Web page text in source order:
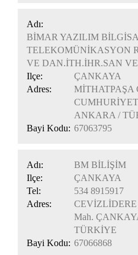
Adı:
BİMAR YAZILIM
TELEKOMÜNİKASYON
VE DAN.İTH.İHR.SAN
Ilçe:
ÇANKAYA
Adres:
MİTHATPAŞA
ANKARA /
Bayi Kodu: 67063795
Adı:
BM BİLİŞİM
Ilçe:
ÇANKAYA
Tel:
534 8915917
Adres:
Mah.
TÜRKİYE
Bayi Kodu: 67066868